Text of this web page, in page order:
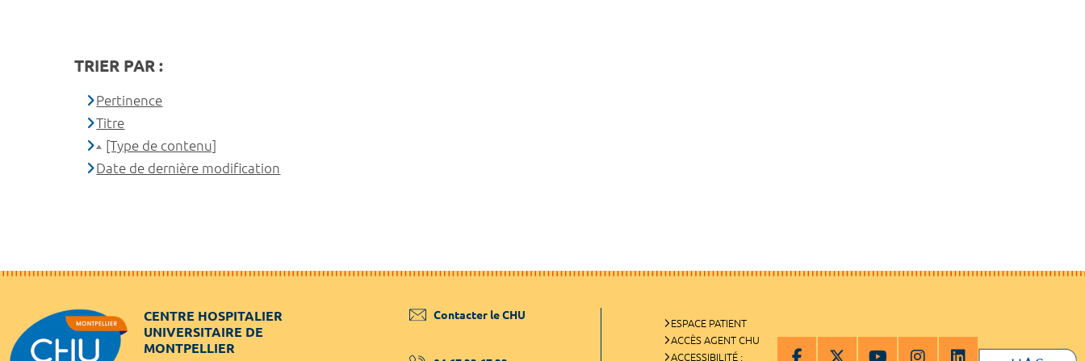
TRIER PAR :
Pertinence
Titre
[Type de contenu]
Date de dernière modification
CENTRE HOSPITALIER
UNIVERSITAIRE DE
MONTPELLIER
Contacter le CHU
ESPACE PATIENT
ACCÈS AGENT CHU
ACCESSIBILITÉ :